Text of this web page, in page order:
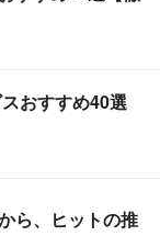
おすすめ40選
ら、ヒットの推